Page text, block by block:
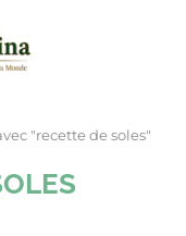
"recette de soles"